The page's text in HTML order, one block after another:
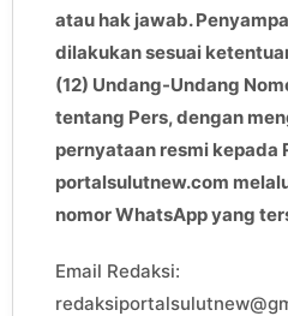
atau hak jawab.
dilakukan sesuai
(12) Undang-Undang
tentang Pers, dengan
pernyataan resmi kepada
portalsulutnew.com
nomor WhatsApp yang
Email Redaksi: